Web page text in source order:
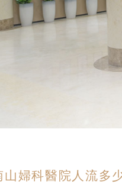
山婦科醫院人流多